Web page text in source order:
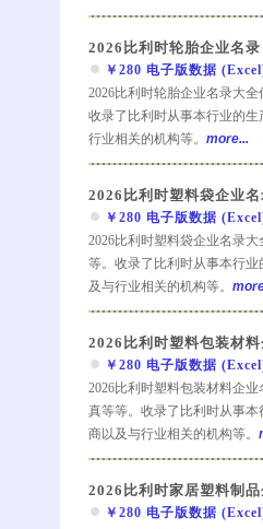
2026比利时轮胎企业名录
￥280 电子版数据
2026比利时轮胎企业名录大
收录了比利时从事本行业的
行业相关的机构等。 more...
2026比利时塑料袋企业名
￥280 电子版数据
2026比利时塑料袋企业名录
等。收录了比利时从事本行
及与行业相关的机构等。
2026比利时塑料包装材
￥280 电子版数据
2026比利时塑料包装材料企
真等等。收录了比利时从事
商以及与行业相关的机构等。
2026比利时家居塑料制
￥280 电子版数据